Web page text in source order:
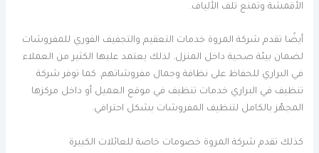
الأقمشة وتمنع تلف الألياف.
أيضًا تقدم شركة المروة خدمات التعقيم والتجفيف الفوري للمفروشات
لضمان بيئة صحية داخل المنزل. لذلك يعتمد عليها الكثير من العملاء
في البراري للحفاظ على نظافة وجمال مفروشاتهم. كما توفر شركة
تنظيف في البراري خدمات تنظيف في موقع العميل أو داخل مركزها
المجهّز بالكامل لتنظيف المفروشات بشكل احترافي.
كذلك تقدم شركة المروة خصومات خاصة للعائلات الكبيرة